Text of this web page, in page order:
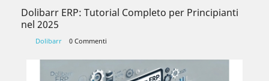
Dolibarr ERP: Tutorial Completo per Principianti
nel 2025
Dolibarr 0 Commenti